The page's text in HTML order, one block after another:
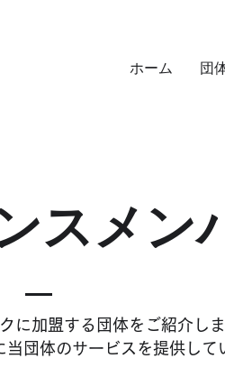
ホーム 団
スメン
に加盟する団体をご紹介しま
団体のサービスを提供して